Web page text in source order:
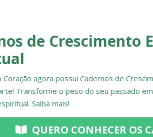
de Crescimento
Coração agora possui Cadernos de
Transforme o peso do seu passado
Saiba mais!
QUERO CONHECER OS